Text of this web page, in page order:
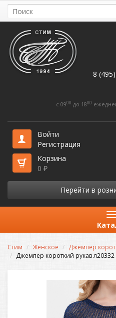
8 (495)
c 0900 до 1800
Войти
Регистрация
Корзина
0 ₽
Перейти в
Стим Женское
Джемпер
Джемпер короткий рукав